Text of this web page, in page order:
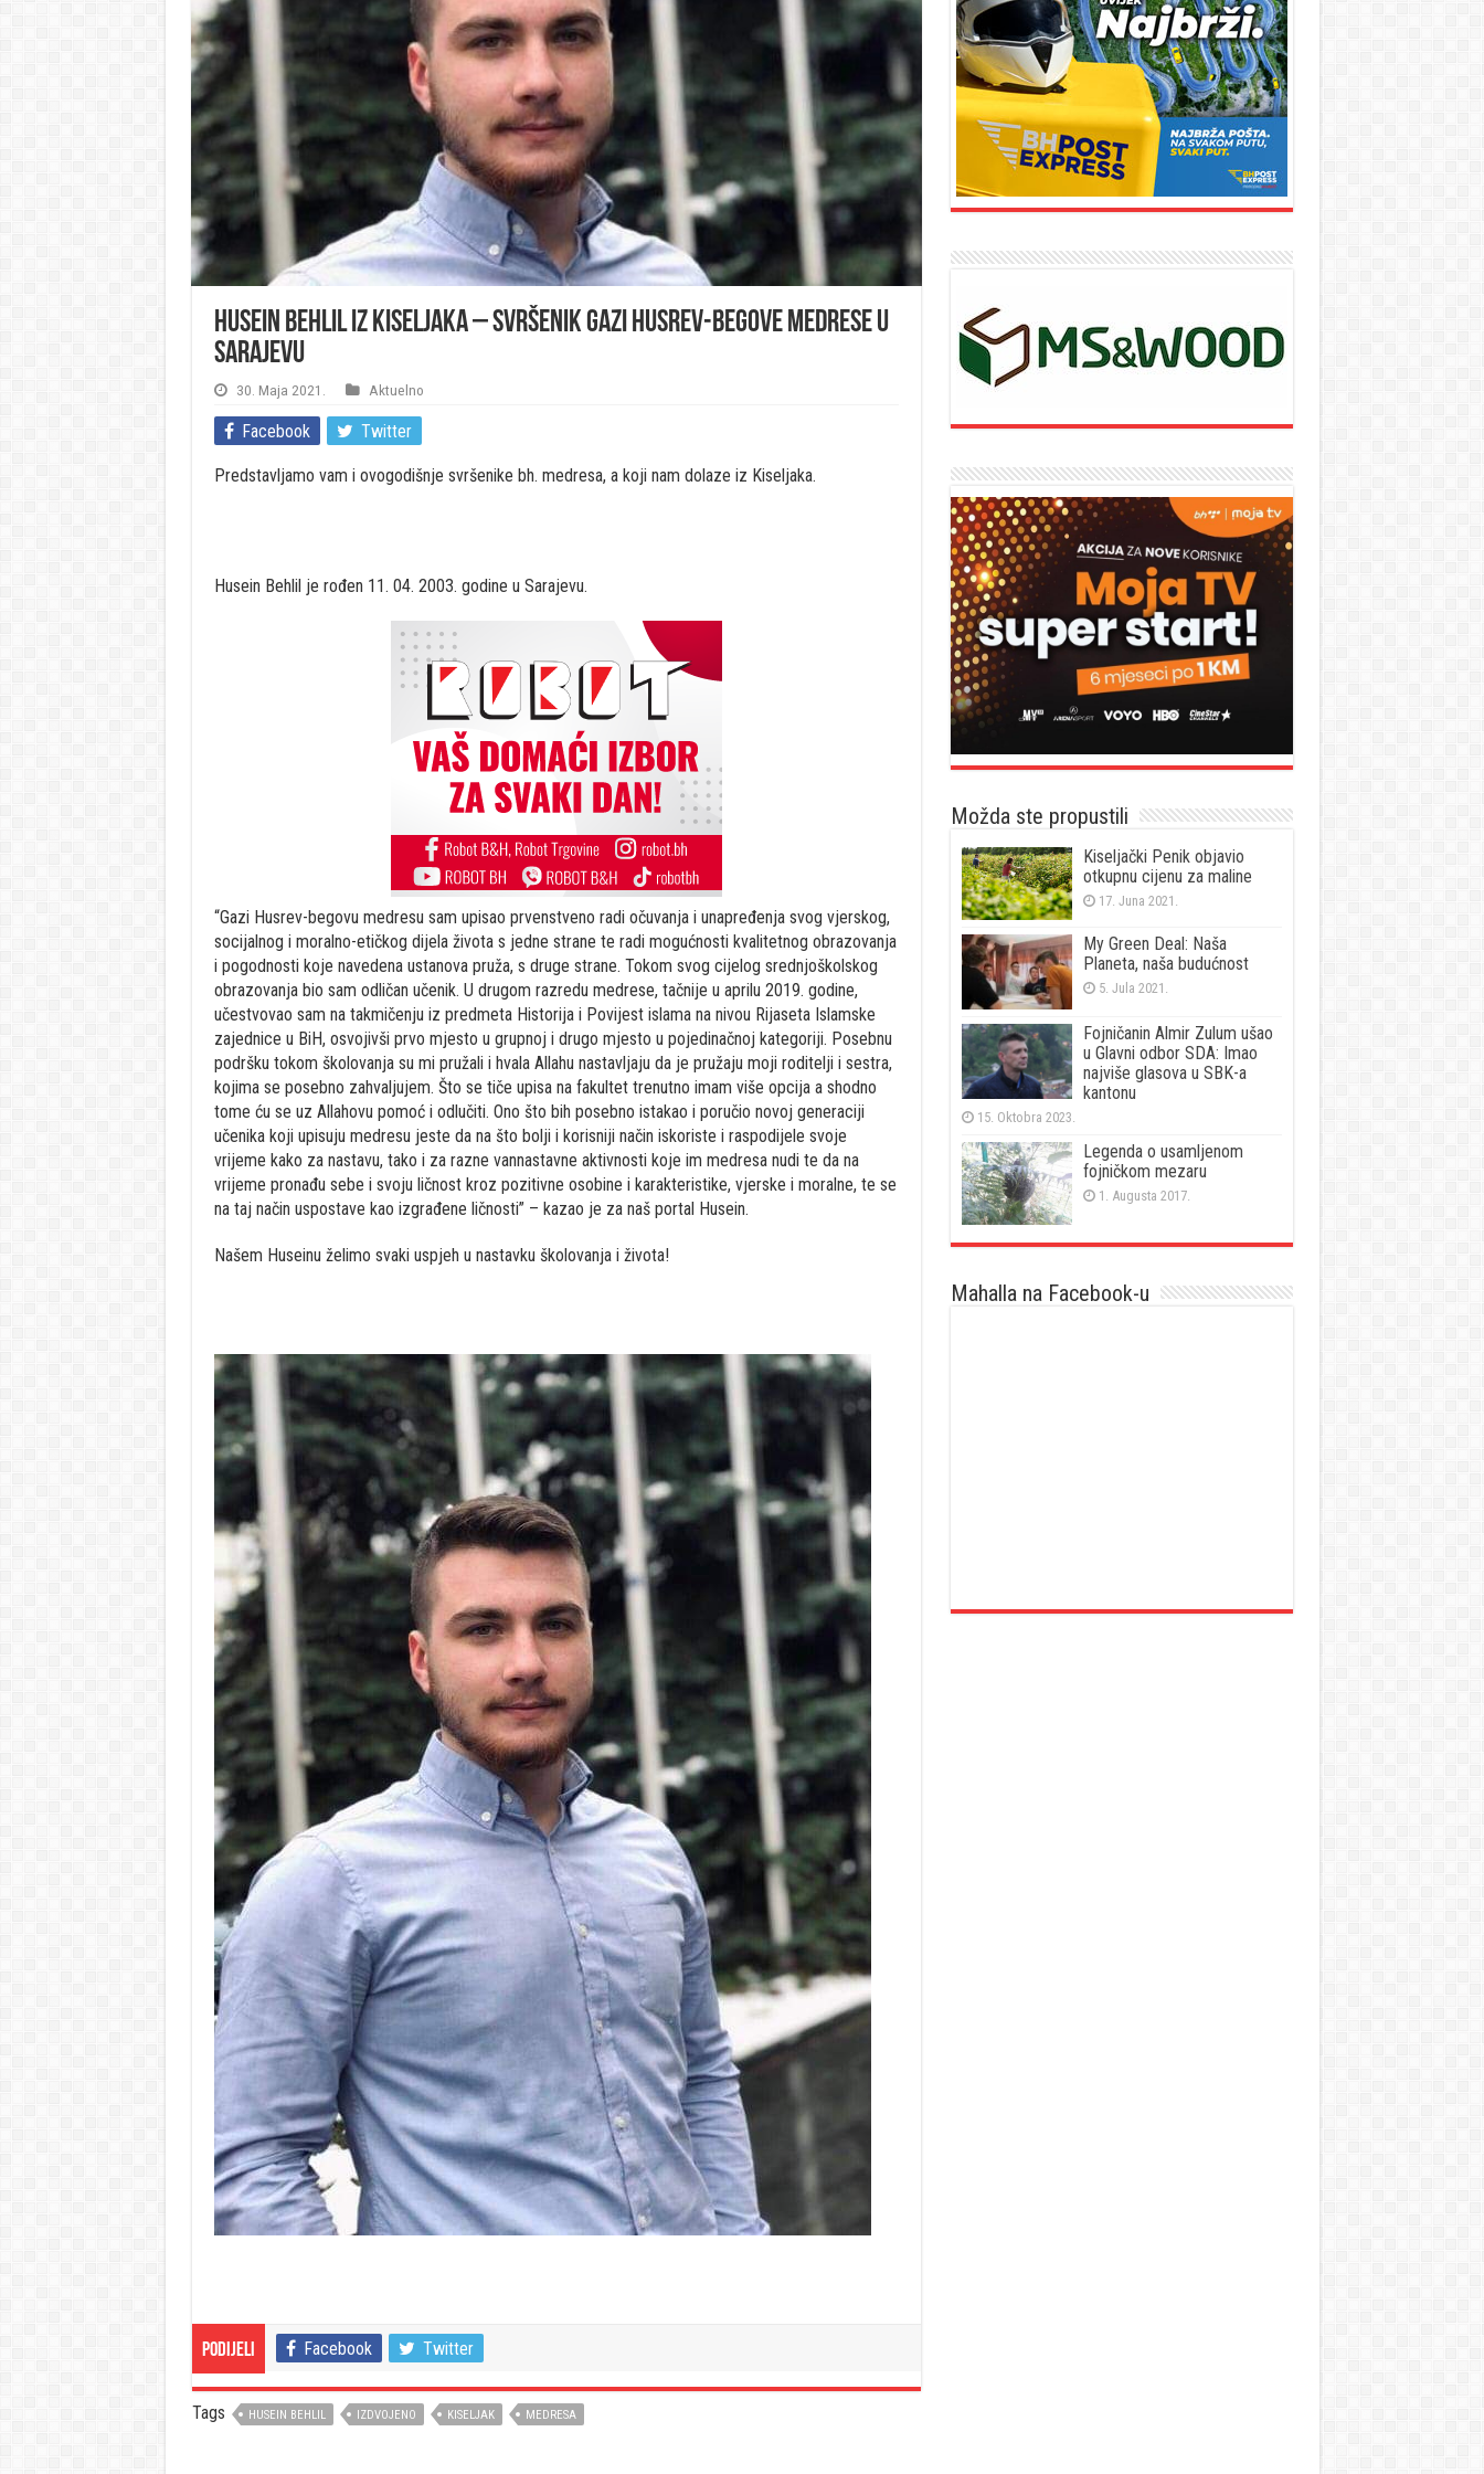
Husein Behlil iz Kiseljaka – svršenik Gazi Husrev-begove medrese u
Sarajevu
30. Maja 2021. Aktuelno
Facebook Twitter
Predstavljamo vam i ovogodišnje svršenike bh. medresa, a koji nam dolaze iz Kiseljaka.
Husein Behlil je rođen 11. 04. 2003. godine u Sarajevu.
“Gazi Husrev-begovu medresu sam upisao prvenstveno radi očuvanja i unapređenja svog vjerskog,
socijalnog i moralno-etičkog dijela života s jedne strane te radi mogućnosti kvalitetnog obrazovanja
i pogodnosti koje navedena ustanova pruža, s druge strane. Tokom svog cijelog srednjoškolskog
obrazovanja bio sam odličan učenik. U drugom razredu medrese, tačnije u aprilu 2019. godine,
učestvovao sam na takmičenju iz predmeta Historija i Povijest islama na nivou Rijaseta Islamske
zajednice u BiH, osvojivši prvo mjesto u grupnoj i drugo mjesto u pojedinačnoj kategoriji. Posebnu
podršku tokom školovanja su mi pružali i hvala Allahu nastavljaju da je pružaju moji roditelji i sestra,
kojima se posebno zahvaljujem. Što se tiče upisa na fakultet trenutno imam više opcija a shodno
tome ću se uz Allahovu pomoć i odlučiti. Ono što bih posebno istakao i poručio novoj generaciji
učenika koji upisuju medresu jeste da na što bolji i korisniji način iskoriste i raspodijele svoje
vrijeme kako za nastavu, tako i za razne vannastavne aktivnosti koje im medresa nudi te da na
vrijeme pronađu sebe i svoju ličnost kroz pozitivne osobine i karakteristike, vjerske i moralne, te se
na taj način uspostave kao izgrađene ličnosti” – kazao je za naš portal Husein.
Našem Huseinu želimo svaki uspjeh u nastavku školovanja i života!
Podijeli Facebook Twitter
Tags HUSEIN BEHLIL IZDVOJENO KISELJAK MEDRESA
Možda ste propustili
Kiseljački Penik objavio
otkupnu cijenu za maline
17. Juna 2021.
My Green Deal: Naša
Planeta, naša budućnost
5. Jula 2021.
Fojničanin Almir Zulum ušao
u Glavni odbor SDA: Imao
najviše glasova u SBK-a
kantonu
15. Oktobra 2023.
Legenda o usamljenom
fojničkom mezaru
1. Augusta 2017.
Mahalla na Facebook-u